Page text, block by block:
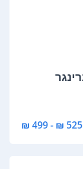
525 ₪ - 499 ₪